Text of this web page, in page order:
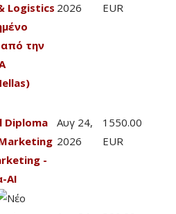
Logistics
την
2026
EUR
Diploma
-
AI
Αυγ 24,
2026
1550.00
EUR